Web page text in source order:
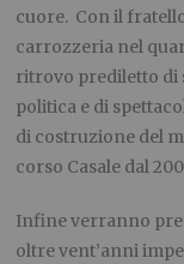
cuore. Con il
carrozzeria nel
ritrovo prediletto di
politica e di
di costruzione del
corso Casale dal
Infine verranno
oltre vent’anni